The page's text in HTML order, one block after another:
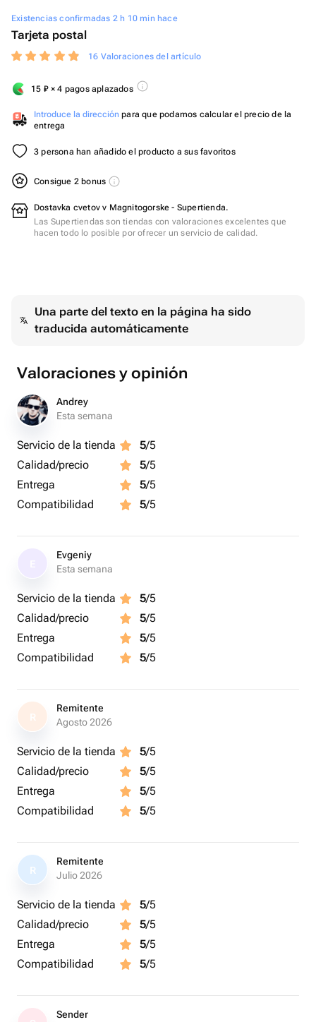
Existencias confirmadas 2 h 10 min hace
Tarjeta postal
16 Valoraciones del artículo
15 ₽× 4 pagos aplazados
Introduce la dirección para que podamos calcular el precio de la
entrega
3 persona han añadido el producto a sus favoritos
Consigue 2 bonus
Dostavka cvetov v Magnitogorske - Supertienda.
Las Supertiendas son tiendas con valoraciones excelentes que
hacen todo lo posible por ofrecer un servicio de calidad.
Una parte del texto en la página ha sido
traducida automáticamente
Valoraciones y opinión
Andrey
Esta semana
Servicio de la tienda 5/5
Calidad/precio
5/5
Entrega
5/5
Compatibilidad
5/5
Evgeniy
Esta semana
Servicio de la tienda 5/5
Calidad/precio
5/5
Entrega
5/5
Compatibilidad
5/5
R
Remitente
Agosto 2026
Servicio de la tienda 5/5
Calidad/precio
5/5
Entrega
5/5
Compatibilidad
5/5
R
Remitente
Julio 2026
Servicio de la tienda 5/5
Calidad/precio
5/5
Entrega
5/5
Compatibilidad
5/5
Sender